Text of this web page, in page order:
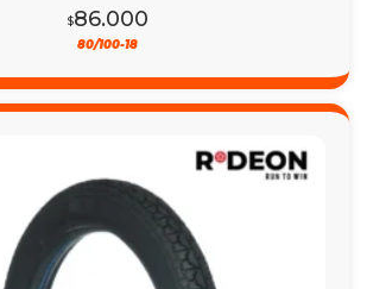
$86.000
80/100-18